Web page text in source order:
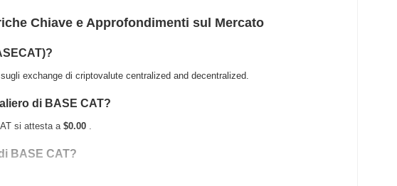
Chiave e Approfondimenti sul Mercato
exchange di criptovalute centralized and decentralized.
di BASE CAT?
si attesta a $0.00 .
BASE CAT?